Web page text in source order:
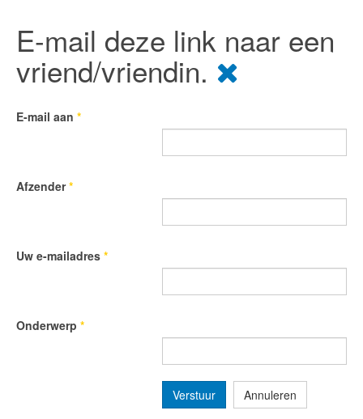
E-mail deze link naar een
vriend/vriendin.
E-mail aan *
Afzender*
Uw e-mailadres *
Onderwerp *
Verstuur Annuleren